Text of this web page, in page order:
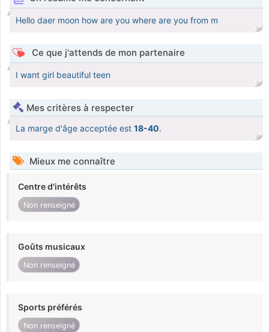
Hello daer moon how are you where are you from m
Ce que j'attends de mon partenaire
I want girl beautiful teen
Mes critères à respecter
La marge d'âge acceptée est 18-40.
Mieux me connaître
Centre d'intérêts
Non renseigné
Goûts musicaux
Non renseigné
Sports préférés
Non renseigné